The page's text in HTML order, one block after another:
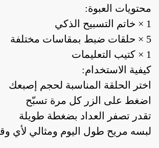
محتويات العبوة:
1 × خاتم التسبيح الذكي
5 × حلقات ضبط بمقاسات مختلفة
1 × كتيب التعليمات
كيفية الاستخدام:
اختر الحلقة المناسبة لحجم إصبعك
اضغط على الزر كل مرة تسبّح
تقدر تصفر العداد بضغطة طويلة
لبسه مريح طول اليوم ومثالي لأي